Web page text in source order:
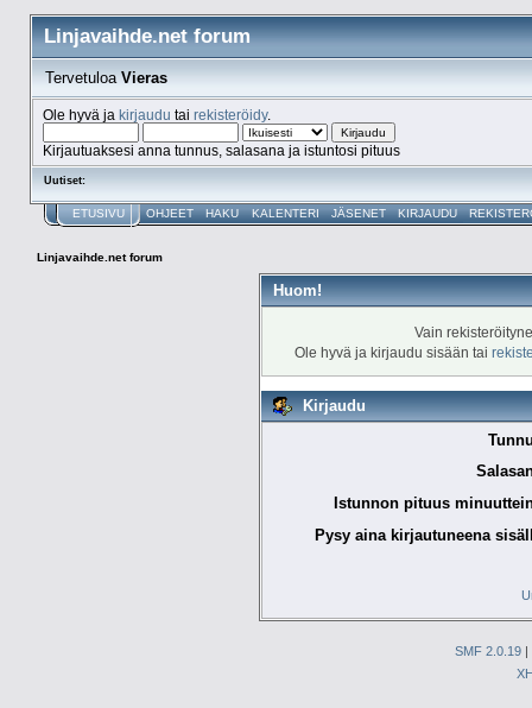
Linjavaihde.net forum
TervetuloaVieras
Ole hyvä ja kirjaudu tai rekisteröidy.
Kirjautuaksesi anna tunnus, salasana ja istuntosi pituus
Uutiset:
ETUSIVU OHJEET HAKU KALENTERI JÄSENET KIRJAUDU
Linjavaihde.net forum
Huom!
Vain
Ole hyvä ja kirjaudu sisään tai
Kirjaudu
Istunnon pituus
Pysy aina kirjautuneena
SMF 2.0.19